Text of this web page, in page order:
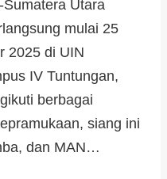
Utara
mulai 25
2025 di UIN
IV Tuntungan,
berbagai
siang ini
dan MAN…